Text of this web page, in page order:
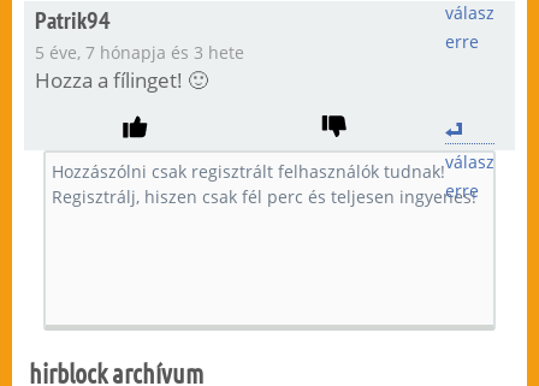
válasz
erre
Patrik94
5 éve, 7 hónapja és 3 hete
Hozza a fílinget! 🙂
válasz
erre
hirblock archívum